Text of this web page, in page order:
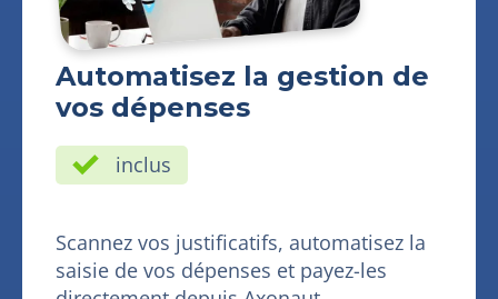
Automatisez la gestion de
vos dépenses
inclus
Scannez vos justificatifs, automatisez la
saisie de vos dépenses et payez-les